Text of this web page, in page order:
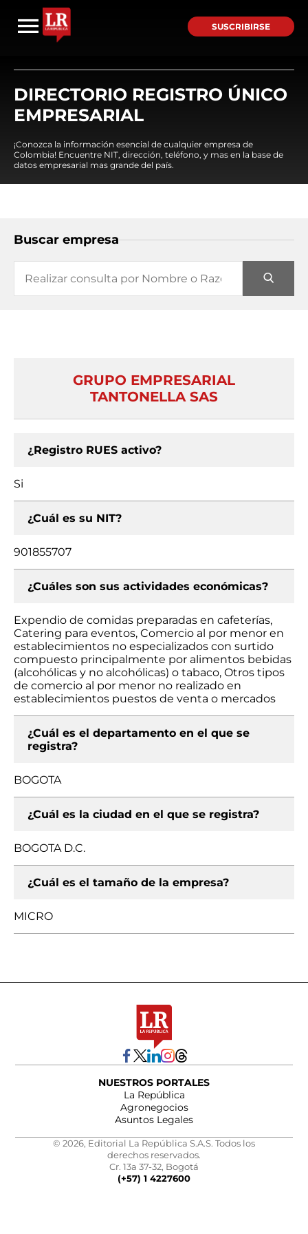
SUSCRIBIRSE
DIRECTORIO REGISTRO ÚNICO
EMPRESARIAL
¡Conozca la información esencial de cualquier empresa de
Colombia! Encuentre NIT, dirección, teléfono, y mas en la base de
datos empresarial mas grande del país.
Buscar empresa
GRUPO EMPRESARIAL
TANTONELLA SAS
¿Registro RUES activo?
Si
¿Cuál es su NIT?
901855707
¿Cuáles son sus actividades económicas?
Expendio de comidas preparadas en cafeterías,
Catering para eventos, Comercio al por menor en
establecimientos no especializados con surtido
compuesto principalmente por alimentos bebidas
(alcohólicas y no alcohólicas) o tabaco, Otros tipos
de comercio al por menor no realizado en
establecimientos puestos de venta o mercados
¿Cuál es el departamento en el que se
registra?
BOGOTA
¿Cuál es la ciudad en el que se registra?
BOGOTA D.C.
¿Cuál es el tamaño de la empresa?
MICRO
NUESTROS PORTALES
La República
Agronegocios
Asuntos Legales
© 2026, Editorial La República S.A.S. Todos los
derechos reservados.
Cr. 13a 37-32, Bogotá
(+57) 1 4227600